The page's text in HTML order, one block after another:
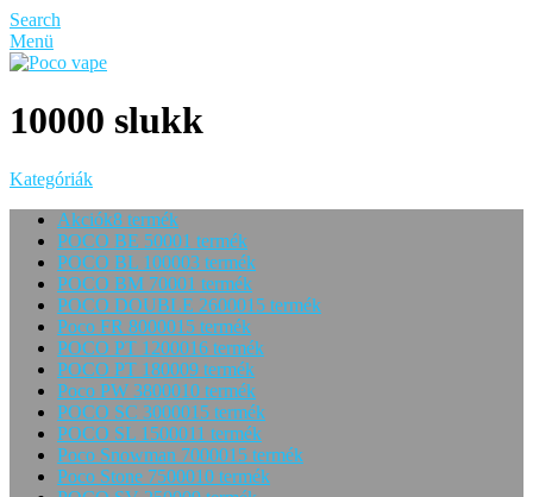
Search
Menü
10000 slukk
Kategóriák
Akciók8 termék
POCO BE 50001 termék
POCO BL 100003 termék
POCO BM 70001 termék
POCO DOUBLE 2600015 termék
Poco FR 8000015 termék
POCO PT 1200016 termék
POCO PT 180009 termék
Poco PW 3800010 termék
POCO SC 3000015 termék
POCO SL 1500011 termék
Poco Snowman 7000015 termék
Poco Stone 7500010 termék